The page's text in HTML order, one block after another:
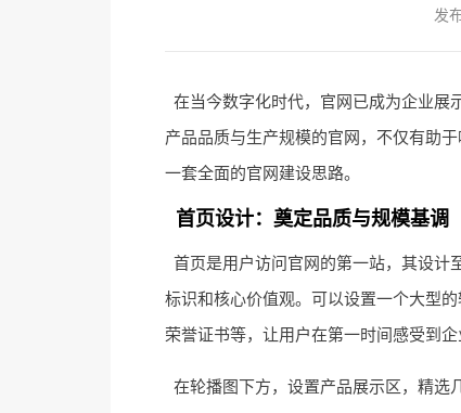
发
在当今数字化时代，官网已成为企业展
产品品质与生产规模的官网，不仅有助
一套全面的官网建设思路。
首页设计：奠定品质与规模基调
首页是用户访问官网的第一站，其设计
标识和核心价值观。可以设置一个大型
荣誉证书等，让用户在第一时间感受到企
在轮播图下方，设置产品展示区，精选